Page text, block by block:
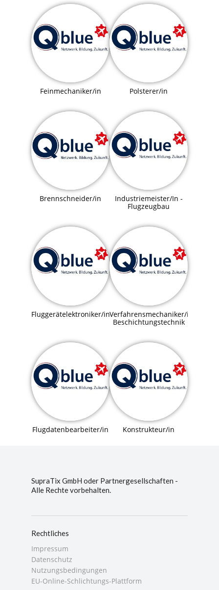
Feinmechaniker/in Polsterer/in
Brennschneider/in
Industriemeister/In -
Flugzeugbau
Fluggerätelektroniker/inVerfahrensmechaniker/in
Beschichtungstechnik
Flugdatenbearbeiter/in Konstrukteur/in
SupraTix GmbH oder Partnergesellschaften -
Alle Rechte vorbehalten.
Rechtliches
Impressum
Datenschutz
Nutzungsbedingungen
EU-Online-Schlichtungs-Plattform